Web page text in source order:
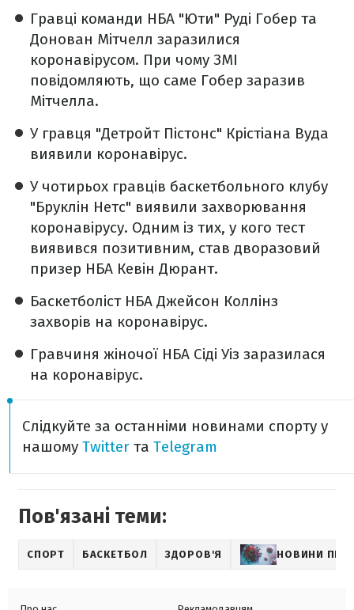
Гравці команди НБА "Юти" Руді Гобер та
Донован Мітчелл заразилися
коронавірусом. При чому ЗМІ
повідомляють, що саме Гобер заразив
Мітчелла.
У гравця "Детройт Пістонс" Крістіана Вуда
виявили коронавірус.
У чотирьох гравців баскетбольного клубу
"Бруклін Нетс" виявили захворювання
коронавірусу. Одним із тих, у кого тест
виявився позитивним, став дворазовий
призер НБА Кевін Дюрант.
Баскетболіст НБА Джейсон Коллінз
захворів на коронавірус.
Гравчиня жіночої НБА Сіді Уіз заразилася
на коронавірус.
Слідкуйте за останніми новинами спорту у
нашому Twitter та Telegram
Пов'язані теми:
СПОРТ БАСКЕТБОЛ ЗДОРОВ'Я НОВИНИ ПРО